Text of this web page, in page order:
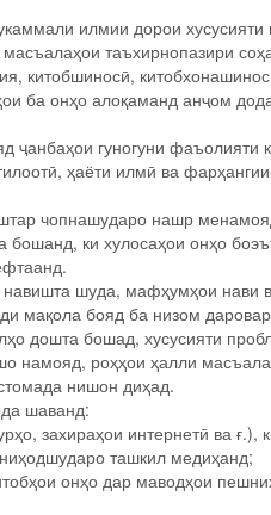
илмии дорои хусусияти
таъхирнопазири
китобшиносӣ,
ба онҳо алоқаманд анҷом
гуногуни фаъолияти
ҳаёти илмӣ ва
чопнашударо нашр
бошанд, ки хулосаҳои онҳо
шуда, мафҳумҳои нави
мақола бояд ба низом
дошта бошад, хусусияти
намояд, роҳҳои ҳалли
нишон диҳад.
шаванд:
захираҳои интернетӣ ва ғ.),
ташкил медиҳанд;
онҳо дар маводҳои